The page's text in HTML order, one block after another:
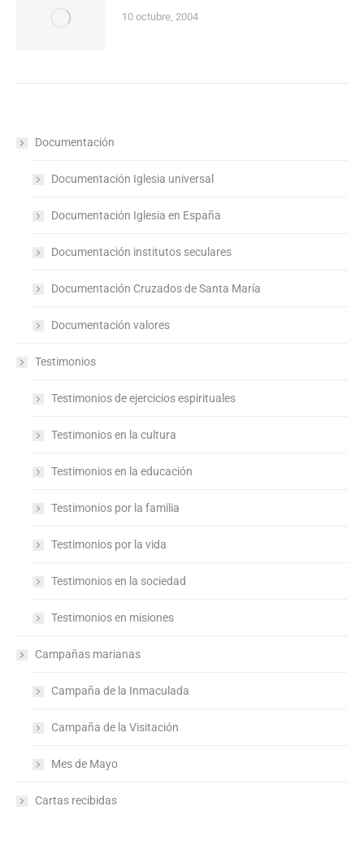
10 octubre, 2004
Documentación
Documentación Iglesia universal
Documentación Iglesia en España
Documentación institutos seculares
Documentación Cruzados de Santa María
Documentación valores
Testimonios
Testimonios de ejercicios espirituales
Testimonios en la cultura
Testimonios en la educación
Testimonios por la familia
Testimonios por la vida
Testimonios en la sociedad
Testimonios en misiones
Campañas marianas
Campaña de la Inmaculada
Campaña de la Visitación
Mes de Mayo
Cartas recibidas